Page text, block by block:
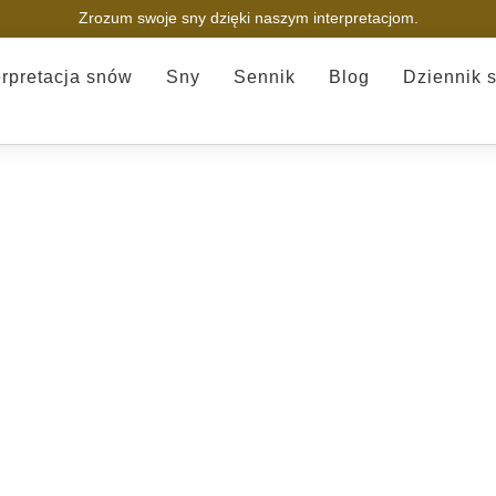
Zrozum swoje sny dzięki naszym interpretacjom.
snów Sny Sennik Blog Dziennik